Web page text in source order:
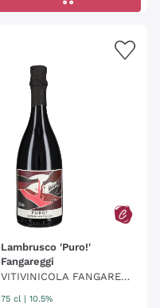
Lambrusco 'Puro!'
Fangareggi
VITIVINICOLA FANGAREG
75 cl | 10.5%